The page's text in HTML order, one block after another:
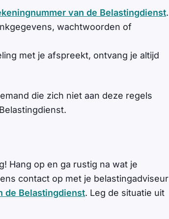
van de Belastingdienst.
wachtwoorden of
met je afspreekt, ontvang je altijd
die zich niet aan deze regels
Hang op en ga rustig na wat je
contact op met je belastingadviseur
de Belastingdienst. Leg de situatie uit